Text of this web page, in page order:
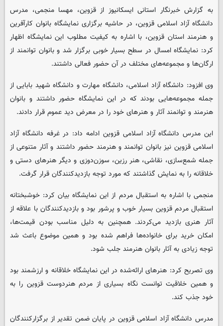
به گزارش خبرنگار استانی ایسکانیوز از قزوین، مهسا منجمی، مدرس
دانشگاه آزاد اسلامی قزوین، در حاشیه برگزاری نمایشگاه بانوان کارآفرین
و هنرمند استان قزوین، با اشاره به کیفیت مطلوب این نمایشگاه اظهار
کرد: نمایشگاه امسال در سطح بسیار خوبی برگزار شد و بانوان توانمند از
ارگان‌ها و مجموعه‌های مختلف در آن حضور فعالی داشتند.
وی افزود: دانشگاه آزاد اسلامی، دانشگاه مهارت و دانشگاه شهید بابایی از
جمله مجموعه‌هایی بودند که در این نمایشگاه حضور داشتند و بانوان
هنرمند و توانمند آثار و هنرهای خود را در معرض دید عموم قرار دادند.
این مدرس دانشگاه آزاد اسلامی قزوین ادامه داد: در غرفه دانشگاه آزاد
اسلامی قزوین نیز بانوان توانمند و هنرمند حضور داشتند و آثار متنوعی از
جمله شمع‌سازی، نقاشی، هنر رزین، سوزن‌دوزی و دیگر هنرهای دستی و
خلاقانه را به نمایش گذاشتند که مورد توجه بازدیدکنندگان قرار گرفت.
منجمی با اشاره به استقبال مردم از این نمایشگاه بیان کرد: خوشبختانه
استقبال مردم قزوین بسیار خوب و پرشور بود و بازدیدکنندگان با علاقه از
آثار هنری بازدید می‌کردند. همچنین به دلیل مناسب بودن قیمت‌ها،
امکان خرید برای خانواده‌ها فراهم شده بود و همین موضوع باعث شد
توجه زیادی به آثار بانوان هنرمند جلب شود.
وی تصریح کرد: هنرهای ارائه‌شده در این نمایشگاه خلاقانه و ارزشمند بود
و همین خلاقیت توانست نگاه بسیاری از مردم هنردوست قزوین را به
خود جذب کند.
مدرس دانشگاه آزاد اسلامی قزوین در پایان ضمن تقدیر از برگزارکنندگان